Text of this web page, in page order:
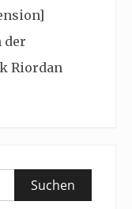
der
Riordan